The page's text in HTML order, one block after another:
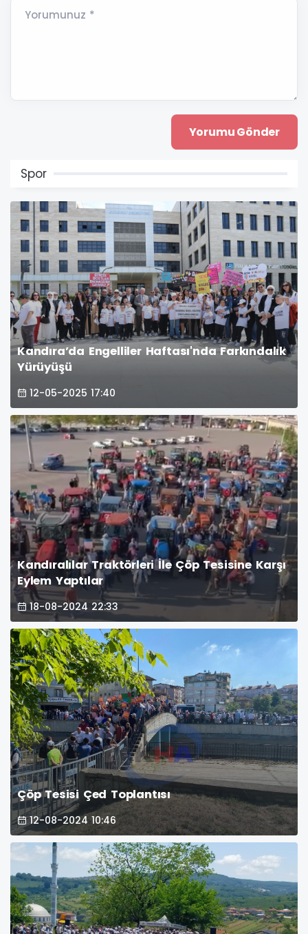
Yorumunuz *
Spor
Kandıra’da Engelliler Haftası'nda Farkındalık
Yürüyüşü
12-05-2025 17:40
Kandıralılar Traktörleri İle Çöp Tesisine Karşı
Eylem Yaptılar
18-08-2024 22:33
Çöp Tesisi Çed Toplantısı
12-08-2024 10:46